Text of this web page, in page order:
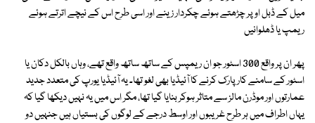
میل کے ڈبل اوپر چڑھتے ہوئے چکردار زینے اور اسی طرح اس کے نیچے اترتے ہوئے
ریمپ یا ڈھلوانیں
پھر ان پر واقع 300 اسٹور جو ان ریمپس کے ساتھ ساتھ واقع تھے، وہاں بالکل دکان یا
اسٹور کے سامنے کار پارک کرنے کا آئیڈیا بھی لغو تھا۔ یہ آئیڈیا یورپ کی متعدد جدید
عمارتوں اور موڈرن مالز سے متاثر ہوکر بنایا گیا تھا، مگر اس میں یہ نہیں دیکھا گیا کہ
یہاں اطراف میں ہر طرح غریبوں اور اوسط درجے کے لوگوں کی بستیاں ہیں جنہیں دو